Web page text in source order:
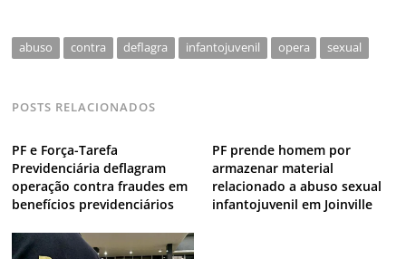
abuso contra deflagra infantojuvenil opera sexual
POSTS RELACIONADOS
PF e Força-Tarefa
Previdenciária deflagram
operação contra fraudes em
benefícios previdenciários
PF prende homem por
armazenar material
relacionado a abuso sexual
infantojuvenil em Joinville